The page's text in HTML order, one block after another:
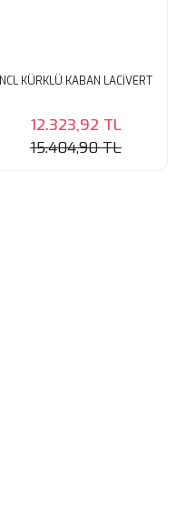
NCL KÜRKLÜ KABAN LACİVERT
12.323,92 TL
15.404,90 TL